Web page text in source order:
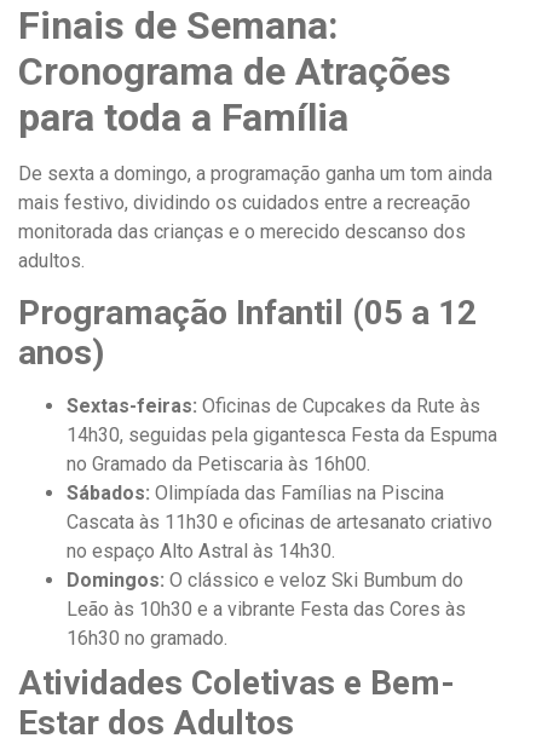
Finais de Semana:
Cronograma de Atrações
para toda a Família
De sexta a domingo, a programação ganha um tom ainda
mais festivo, dividindo os cuidados entre a recreação
monitorada das crianças e o merecido descanso dos
adultos.
Programação Infantil (05 a 12
anos)
Sextas-feiras: Oficinas de Cupcakes da Rute às
14h30, seguidas pela gigantesca Festa da Espuma
no Gramado da Petiscaria às 16h00.
Sábados: Olimpíada das Famílias na Piscina
Cascata às 11h30 e oficinas de artesanato criativo
no espaço Alto Astral às 14h30.
Domingos: O clássico e veloz Ski Bumbum do
Leão às 10h30 e a vibrante Festa das Cores às
16h30 no gramado.
Atividades Coletivas e Bem-
Estar dos Adultos